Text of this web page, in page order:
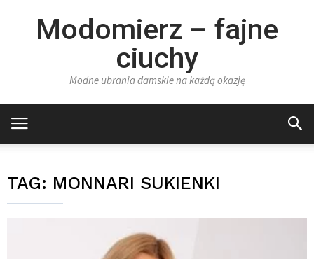
Modomierz – fajne
ciuchy
Modne ubrania damskie na każdą okazję
TAG: MONNARI SUKIENKI